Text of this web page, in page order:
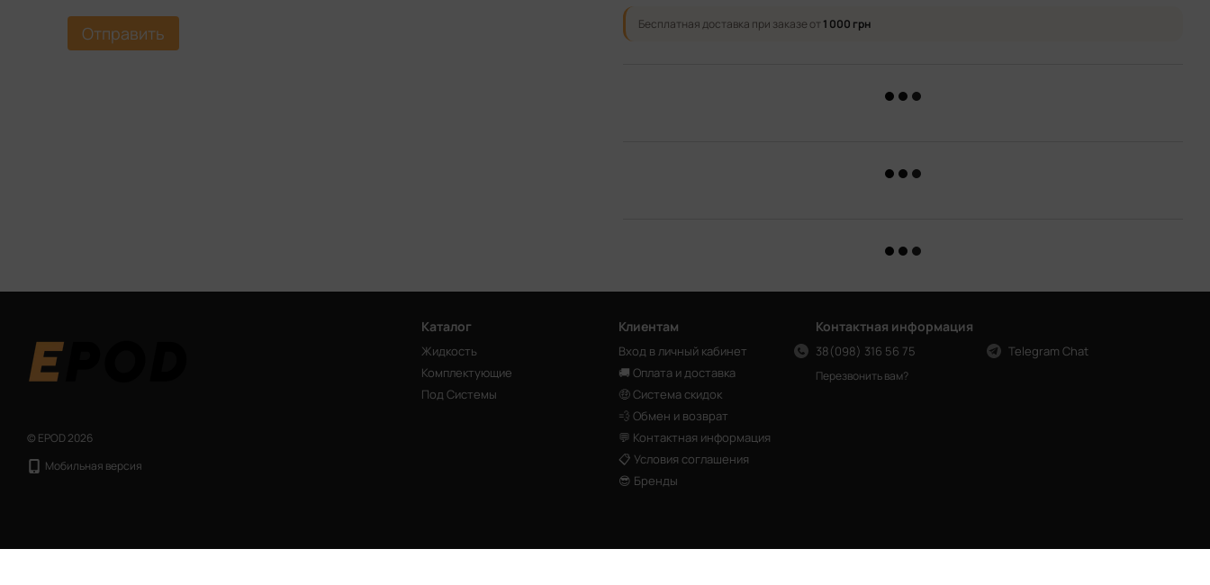
Отправить Бесплатная доставка при заказе от 1 000 грн
© EPOD 2026
Мобильная версия
Каталог
Жидкость
Комплектующие
Под Системы
Клиентам
Вход в личный кабинет
🚚 Оплата и доставка
🤑 Система скидок
💨 Обмен и возврат
💬 Контактная информация
📋 Условия соглашения
😎 Бренды
Контактная информация
38(098) 316 56 75
Перезвонить вам?
Telegram Chat